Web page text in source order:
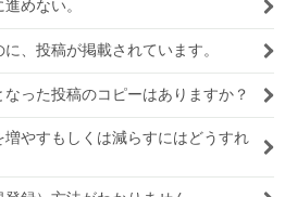
めない。
、投稿が掲載されています。
った投稿のコピーはありますか？
やすもしくは減らすにはどうすれ